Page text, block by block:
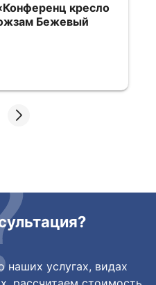
кресло
Бежевый
всегда на связи.
перед
на один. Так же
услугах, видах